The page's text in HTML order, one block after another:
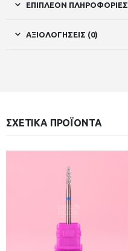
ΕΠΙΠΛΈΟΝ ΠΛΗΡΟΦΟΡΊΕΣ
ΑΞΙΟΛΟΓΉΣΕΙΣ (0)
ΣΧΕΤΙΚΆ ΠΡΟΪΌΝΤΑ